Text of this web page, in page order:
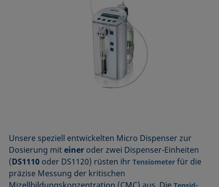
Unsere speziell entwickelten Micro Dispenser zur
Dosierung miteiner oder zwei Dispenser-Einheiten
(DS1110 oder DS1120) rüsten ihrTensiometer für die
präzise Messung der kritischen